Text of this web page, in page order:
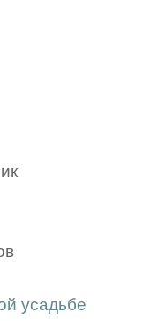
усадьбе